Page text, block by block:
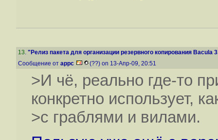
13. "Релиз пакета для организации резервного копирования Bacula
Сообщение от appc (??) on 13-Апр-09, 20:51
>И чё, реально где-то
конкретно использует,
>с граблями и вилами.